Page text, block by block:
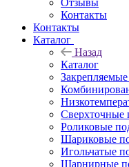
Отзывы
Контакты
Контакты
Каталог
Назад
Каталог
Роликовые
Шариковые
Игольчатые
Шарнирные